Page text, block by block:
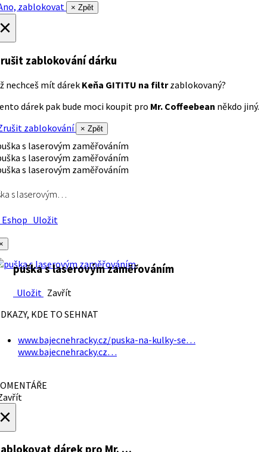
zablokovat
× Zpět
zablokování dárku
nechceš mít dárek Keňa GITITU na filtrzablokovaný?
dárek pak bude moci koupit pro Mr. Coffeebean někdo jiný.
zablokování
× Zpět
s laserovým…
Uložit
puška s laserovým zaměřováním
Uložit Zavřít
KDE TO SEHNAT
www.bajecnehracky.cz/puska-na-kulky-se…
www.bajecnehracky.cz…